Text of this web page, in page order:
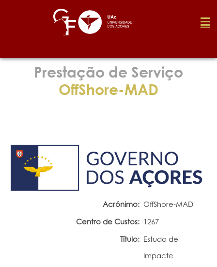
Fundação
Emprego
Prestação de Serviço
OffShore-MAD
Acrónimo: OffShore-MAD
Centro de Custos: 1267
Título: Estudo de
Impacte